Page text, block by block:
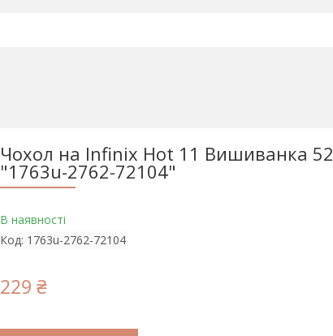
Чохол на Infinix Hot 11 Вишиванка 52
"1763u-2762-72104"
В наявності
Код: 1763u-2762-72104
229 ₴